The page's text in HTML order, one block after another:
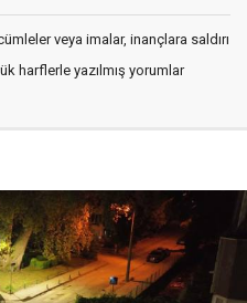
veya imalar, inançlara saldırı
harflerle yazılmış yorumlar